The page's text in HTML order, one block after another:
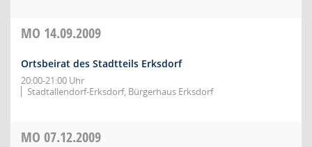
MO 14.09.2009
Ortsbeirat des Stadtteils Erksdorf
20:00-21:00 Uhr
Stadtallendorf-Erksdorf, Bürgerhaus Erksdorf
MO 07.12.2009